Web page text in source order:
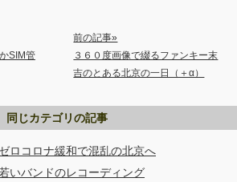
SIM管
前の記事»
３６０度画像で綴るファンキー末
吉のとある北京の一日（＋α）
同じカテゴリの記事
ロコロナ緩和で混乱の北京へ
いバンドのレコーディング